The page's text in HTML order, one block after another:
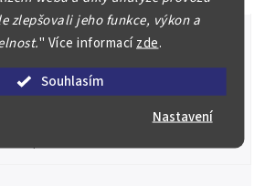
zlepšovali jeho funkce, výkon a
" Více informacízde.
Souhlasím
Nastavení
služby za nejlepší ceny
Vašeho materiálu, prodáme v naší